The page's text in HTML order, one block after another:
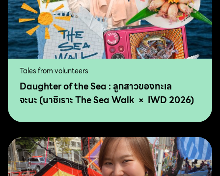
Tales from volunteers
Daughter of the Sea : ลูกสาวของทะเล
จะนะ (นาซิเราะ The Sea Walk × IWD 2026)